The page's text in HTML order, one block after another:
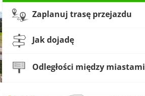
Zaplanuj trasę przejazdu
Jak dojadę
Odległości między miastami